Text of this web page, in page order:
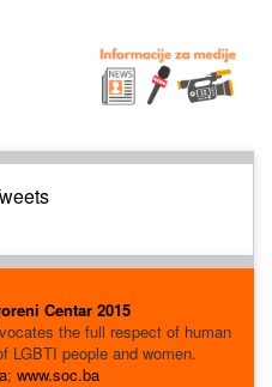
Centar 2015
the full respect of human
LGBTI people and women.
; www.soc.ba